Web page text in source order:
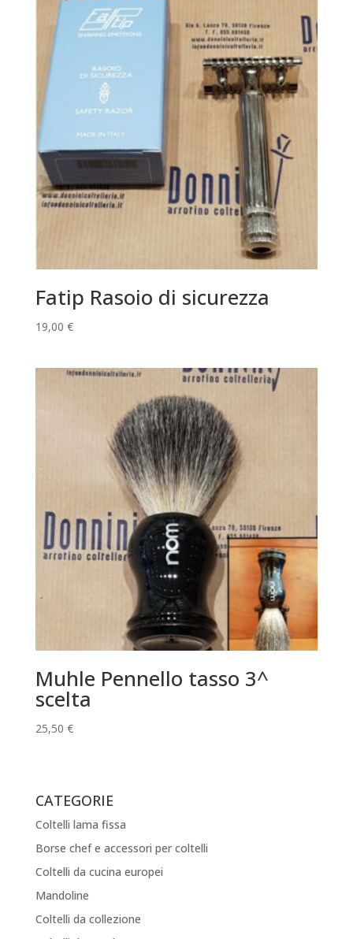
Fatip Rasoio di sicurezza
19,00 €
Muhle Pennello tasso 3^
scelta
25,50 €
CATEGORIE
Coltelli lama fissa
Borse chef e accessori per coltelli
Coltelli da cucina europei
Mandoline
Coltelli da collezione